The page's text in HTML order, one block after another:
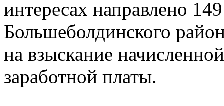
интересах направлено
Большеболдинского
на взыскание
заработной платы.